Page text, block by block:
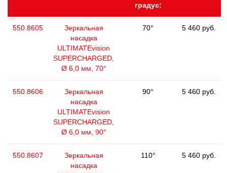
градус:
550.8605
Зеркальная
насадка
ULTIMATEvision
SUPERCHARGED,
Ø 6,0 мм, 70°
70° 5 460 руб.
550.8606
Зеркальная
насадка
ULTIMATEvision
SUPERCHARGED,
Ø 6,0 мм, 90°
90° 5 460 руб.
550.8607
Зеркальная
насадка
110° 5 460 руб.